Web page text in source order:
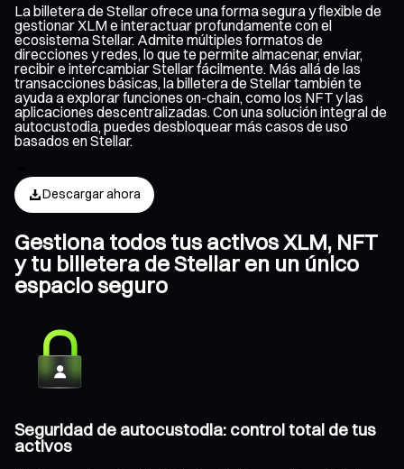
La billetera de Stellar ofrece una forma segura y flexible de
gestionar XLM e interactuar profundamente con el
ecosistema Stellar. Admite múltiples formatos de
direcciones y redes, lo que te permite almacenar, enviar,
recibir e intercambiar Stellar fácilmente. Más allá de las
transacciones básicas, la billetera de Stellar también te
ayuda a explorar funciones on-chain, como los NFT y las
aplicaciones descentralizadas. Con una solución integral de
autocustodia, puedes desbloquear más casos de uso
basados en Stellar.
Descargar ahora
Gestiona todos tus activos XLM, NFT
y tu billetera de Stellar en un único
espacio seguro
Seguridad de autocustodia: control total de tus
activos